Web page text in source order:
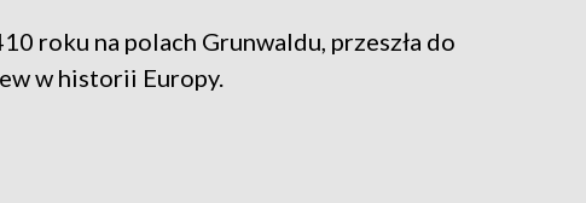
roku na polach Grunwaldu, przeszła do
w historii Europy.